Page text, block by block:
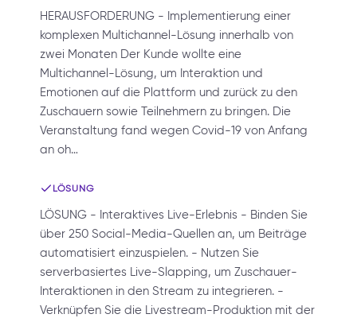
HERAUSFORDERUNG - Implementierung einer
komplexen Multichannel-Lösung innerhalb von
zwei Monaten Der Kunde wollte eine
Multichannel-Lösung, um Interaktion und
Emotionen auf die Plattform und zurück zu den
Zuschauern sowie Teilnehmern zu bringen. Die
Veranstaltung fand wegen Covid-19 von Anfang
an oh…
LÖSUNG
LÖSUNG - Interaktives Live-Erlebnis - Binden Sie
über 250 Social-Media-Quellen an, um Beiträge
automatisiert einzuspielen. - Nutzen Sie
serverbasiertes Live-Slapping, um Zuschauer-
Interaktionen in den Stream zu integrieren. -
Verknüpfen Sie die Livestream-Produktion mit der